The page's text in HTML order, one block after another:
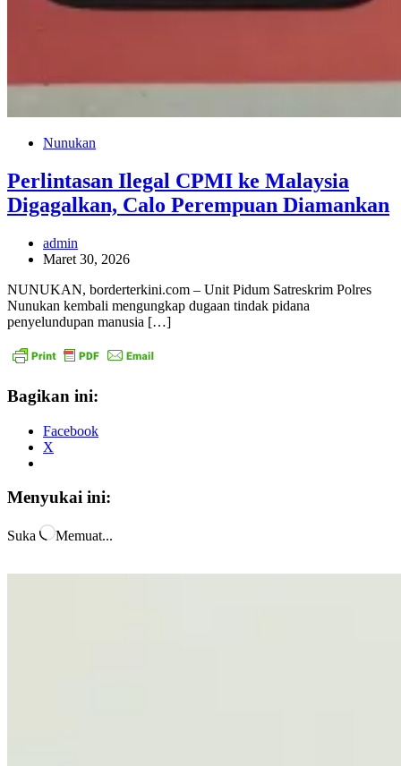
Nunukan
Perlintasan Ilegal CPMI ke Malaysia
Digagalkan, Calo Perempuan Diamankan
admin
Maret 30, 2026
NUNUKAN, borderterkini.com – Unit Pidum Satreskrim Polres
Nunukan kembali mengungkap dugaan tindak pidana
penyelundupan manusia […]
Bagikan ini:
Facebook
X
Menyukai ini:
Suka Memuat...